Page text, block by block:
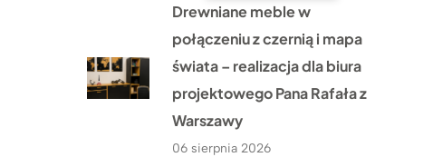
Drewniane meble w
połączeniu z czernią i mapa
świata – realizacja dla biura
projektowego Pana Rafała z
Warszawy
06 sierpnia 2026